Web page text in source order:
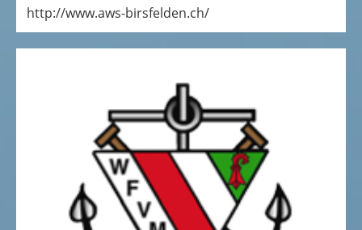
http://www.aws-birsfelden.ch/